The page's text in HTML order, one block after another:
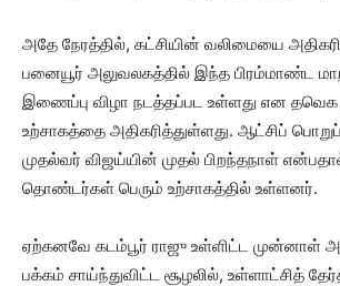
அதே நேரத்தில், கட்சியின் வலிமையை
பனையூர் அலுவலகத்தில் இந்த பிரம்மாண்ட
இணைப்பு விழா நடத்தப்பட உள்ளது என தவெக
உற்சாகத்தை அதிகரித்துள்ளது. ஆட்சிப்
முதல்வர் விஜய்யின் முதல் பிறந்தநாள்
தொண்டர்கள் பெரும் உற்சாகத்தில் உள்ளனர்.
ஏற்கனவே கடம்பூர் ராஜு உள்ளிட்ட
பக்கம் சாய்ந்துவிட்ட சூழலில், உள்ளாட்சித்